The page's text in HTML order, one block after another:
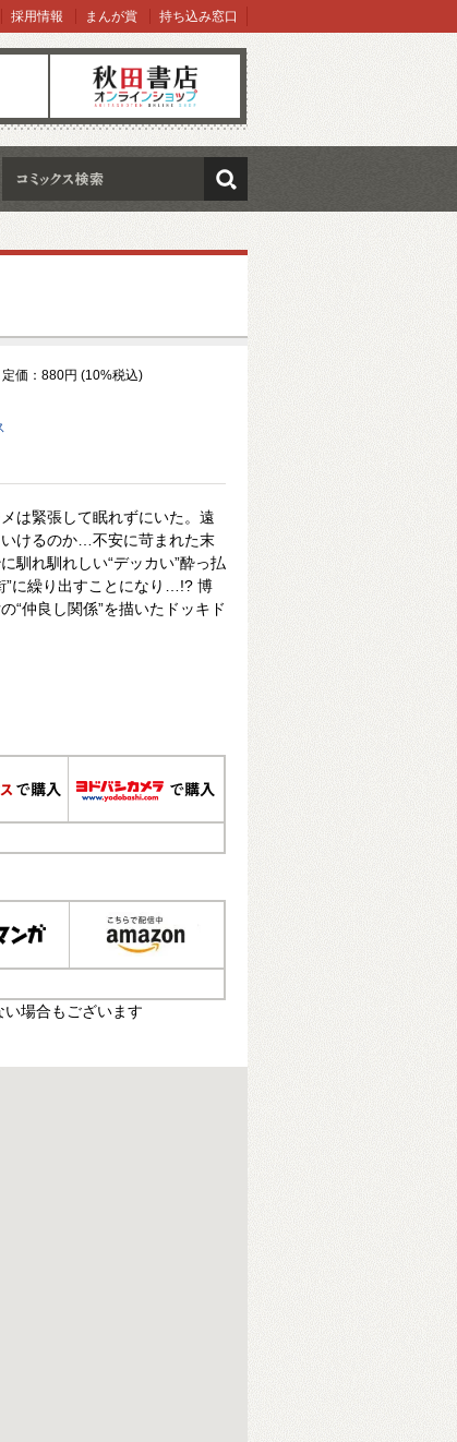
オンラインショップ
採用情報 まんが賞 持ち込み窓口
検索
定価：880円 (10%税込)
は緊張して眠れずにいた。遠
けるのか…不安に苛まれた末
馴れ馴れしい“デッカい”酔っ払
”に繰り出すことになり…!? 博
“仲良し関係”を描いたドッキド
場合もございます